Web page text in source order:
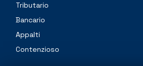
Tributario
Bancario
Appalti
Contenzioso